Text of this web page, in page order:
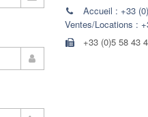
Accueil : +33
Ventes/Locations :
+33 (0)5 58 43